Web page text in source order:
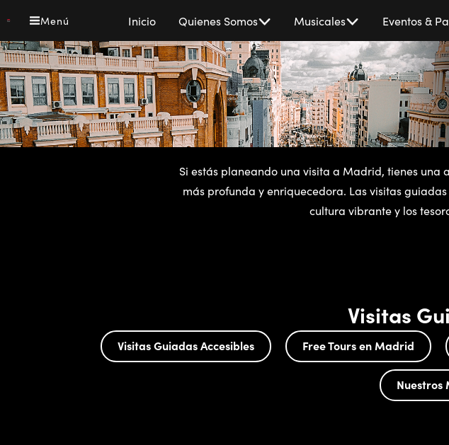
contenido
principal
Menú
navigation
Inicio Quienes Somos Musicales Eventos &
Si estás planeando una visita a Madrid, tienes
más profunda y enriquecedora. Las visitas
cultura vibrante y los
Visitas
Visitas Guiadas Accesibles Free Tours en Madrid
Nuestros